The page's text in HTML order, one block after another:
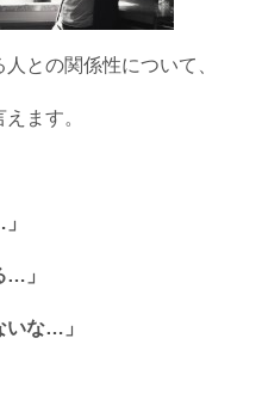
との関係性について、
ます。
…」
いな…」